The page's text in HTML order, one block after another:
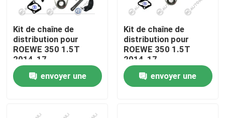
Nous contacter
Nouvelles
Demandez un devis
Kit à chaînes de synchronisation
Kit de chaîne de
distribution pour
ROEWE 350 1.5T
2014-17
envoyer une
Kit de chaîne de
distribution pour
ROEWE 350 1.5T
2014-17
envoyer une